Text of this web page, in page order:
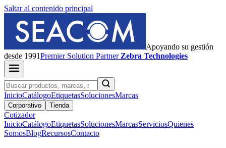
Saltar al contenido principal
Apoyando su gestión
desde 1991PremierSolution Partner Zebra Technologies
InicioCatálogoEtiquetasSolucionesMarcas
Corporativo Tienda
Cotizador
InicioCatálogoEtiquetasSolucionesMarcasServiciosQuienes
SomosBlogRecursosContacto